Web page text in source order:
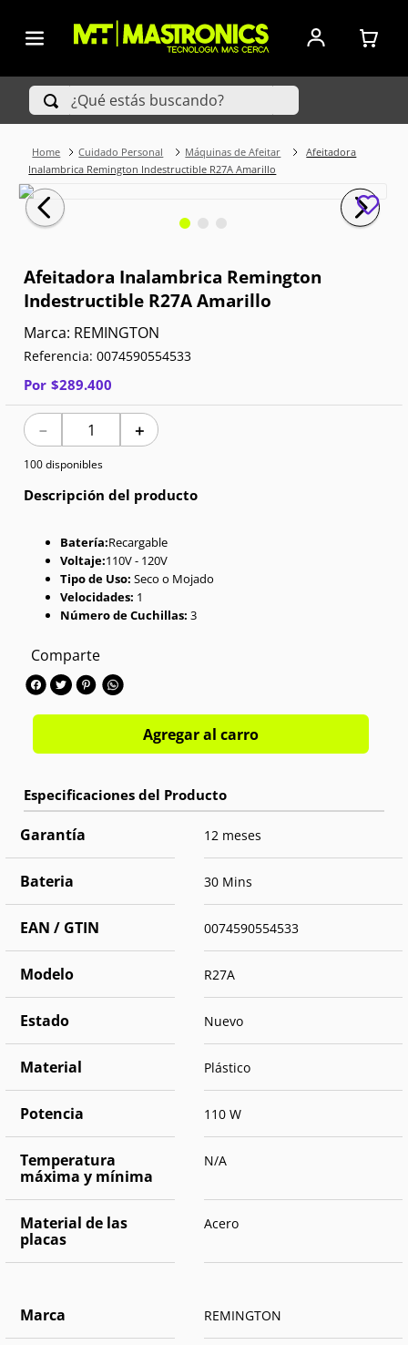
¿Qué estás buscando?
Cuidado Personal Máquinas de Afeitar
Afeitadora
Inalambrica Remington Indestructible R27A Amarillo
Afeitadora Inalambrica Remington
Indestructible R27A Amarillo
REMINGTON
Referencia: 0074590554533
Por $289.400
＋
－
100 disponibles
Descripción del producto
Batería:Recargable
Voltaje:110V - 120V
Tipo de Uso: Seco o Mojado
Velocidades: 1
Número de Cuchillas: 3
Comparte
Agregar al carro
Garantía 12 meses
Bateria 30 Mins
EAN / GTIN 0074590554533
Modelo R27A
Estado Nuevo
Material Plástico
Potencia 110 W
Temperatura
máxima y mínima
N/A
Material de las
placas
Acero
Marca REMINGTON
TÉRMINOS MÁS BUSCADOS
1.
Iphone
3.
Celulares Samsung
4.
Televisores
5.
Iphone 15 Pro Max
6.
S25 Ultra
7.
Celulares
Red Magic
10 Iphone 17